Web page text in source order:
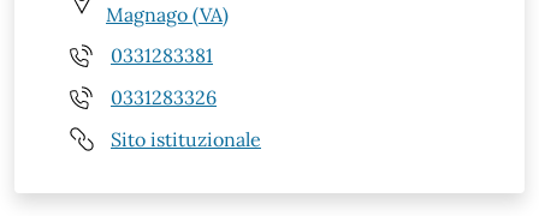
Magnago (VA)
0331283381
0331283326
Sito istituzionale